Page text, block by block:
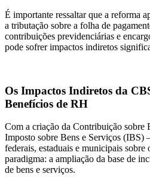
É importante ressaltar que a reforma
a tributação sobre a folha de
contribuições previdenciárias e
pode sofrer impactos indiretos
Os Impactos Indiretos da
Benefícios de RH
Com a criação da Contribuição sobre
Imposto sobre Bens e Serviços (IBS)
federais, estaduais e municipais
paradigma: a ampliação da base de
de bens e serviços.